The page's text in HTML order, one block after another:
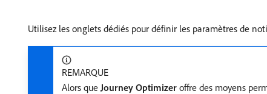
Utilisez les onglets dédiés pour définir les paramètres de
REMARQUE
Alors queJourney Optimizer offre des moyens